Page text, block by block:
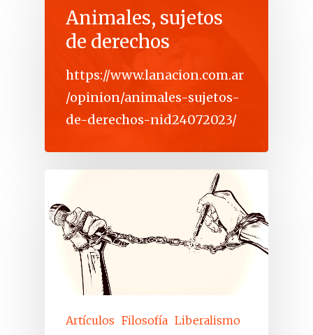
Animales, sujetos
de derechos
https://www.lanacion.com.ar
/opinion/animales-sujetos-
de-derechos-nid24072023/
Artículos Filosofía Liberalismo